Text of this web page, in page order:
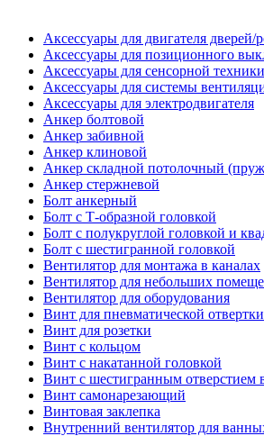
Аксессуары для двигателя дверей/
Аксессуары для позиционного
Аксессуары для сенсорной техники
Аксессуары для системы
Аксессуары для электродвигателя
Анкер болтовой
Анкер забивной
Анкер клиновой
Анкер складной потолочный
Анкер стержневой
Болт анкерный
Болт с Т-образной головкой
Болт с полукруглой головкой и
Болт с шестигранной головкой
Вентилятор для монтажа в каналах
Вентилятор для небольших
Вентилятор для оборудования
Винт для пневматической отвертки
Винт для розетки
Винт с кольцом
Винт с накатанной головкой
Винт с шестигранным отверстием
Винт самонарезающий
Винтовая заклепка
Внутренний вентилятор для